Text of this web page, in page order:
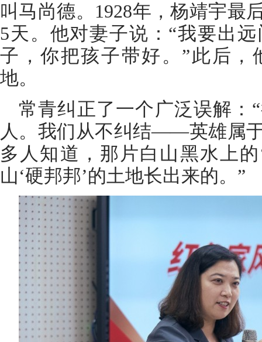
叫马尚德。1928年，杨靖宇最
5天。他对妻子说：“我要出
子，你把孩子带好。”此后，
地。
常青纠正了一个广泛误解：
人。我们从不纠结——英雄属
多人知道，那片白山黑水上
山‘硬邦邦’的土地长出来的。”